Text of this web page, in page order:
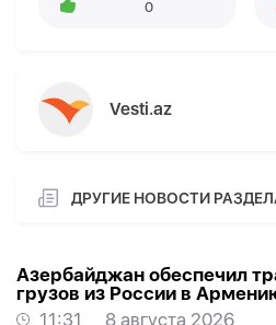
0
Vesti.az
ДРУГИЕ НОВОСТИ
Азербайджан обеспечил
грузов из России в
11:31
8 августа 2026